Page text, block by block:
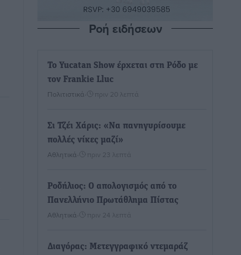
Ροή ειδήσεων
Το Yucatan Show έρχεται στη Ρόδο με
τον Frankie Lluc
Πολιτιστικά πριν 20 λεπτά
Σι Τζέι Χάρις: «Να πανηγυρίσουμε
πολλές νίκες μαζί»
Αθλητικά πριν 23 λεπτά
Ροδήλιος: Ο απολογισμός από το
Πανελλήνιο Πρωτάθλημα Πίστας
Αθλητικά πριν 24 λεπτά
Διαγόρας: Μετεγγραφικό ντεμαράζ